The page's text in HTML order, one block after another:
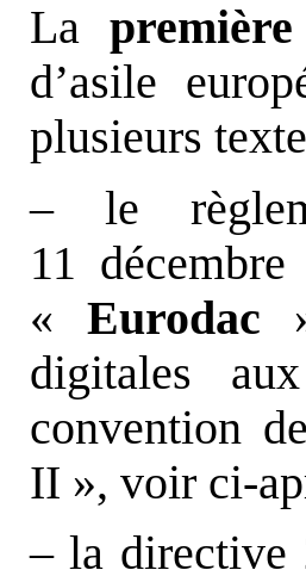
La
d’asile
plusieurs
– le
11
« Eurodac
digitales
convention
II », voir ci-
– la directive